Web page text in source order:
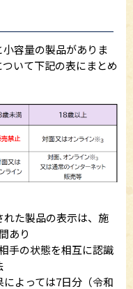
容量の製品がありま
いて下記の表にまとめ
た製品の表示は、施
あり
の状態を相互に認識
よっては7日分（令和